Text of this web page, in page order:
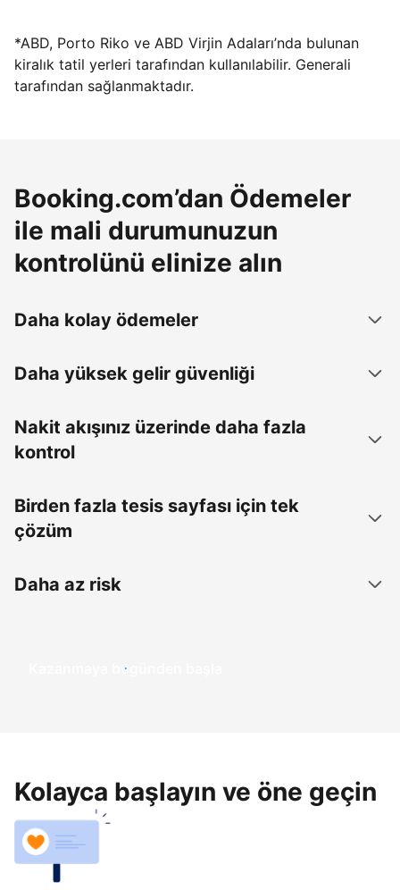
*ABD, Porto Riko ve ABD Virjin Adaları’nda bulunan
kiralık tatil yerleri tarafından kullanılabilir. Generali
tarafından sağlanmaktadır.
Booking.com’dan Ödemeler
ile mali durumunuzun
kontrolünü elinize alın
Daha kolay ödemeler
Daha yüksek gelir güvenliği
Nakit akışınız üzerinde daha fazla
kontrol
Birden fazla tesis sayfası için tek
çözüm
Daha az risk
Kazanmaya bugünden başla
Kolayca başlayın ve öne geçin